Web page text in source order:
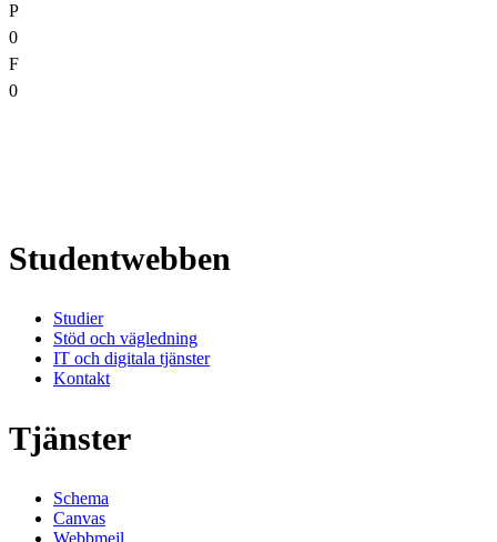
P
0
F
0
Studentwebben
Studier
Stöd och vägledning
IT och digitala tjänster
Kontakt
Tjänster
Schema
Canvas
Webbmejl